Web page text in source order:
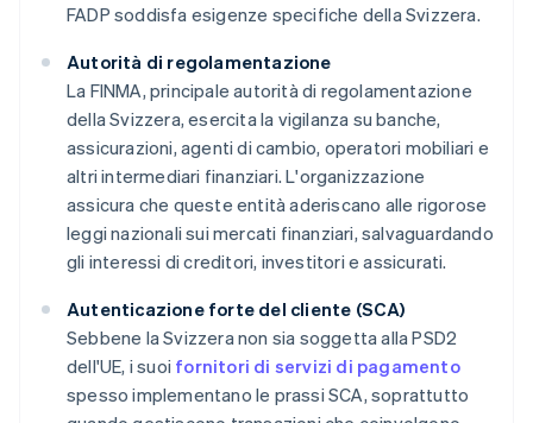
FADP soddisfa esigenze specifiche della Svizzera.
Autorità di regolamentazione
La FINMA, principale autorità di regolamentazione
della Svizzera, esercita la vigilanza su banche,
assicurazioni, agenti di cambio, operatori mobiliari e
altri intermediari finanziari. L'organizzazione
assicura che queste entità aderiscano alle rigorose
leggi nazionali sui mercati finanziari, salvaguardando
gli interessi di creditori, investitori e assicurati.
Autenticazione forte del cliente (SCA)
Sebbene la Svizzera non sia soggetta alla PSD2
dell'UE, i suoi fornitori di servizi di pagamento
spesso implementano le prassi SCA, soprattutto